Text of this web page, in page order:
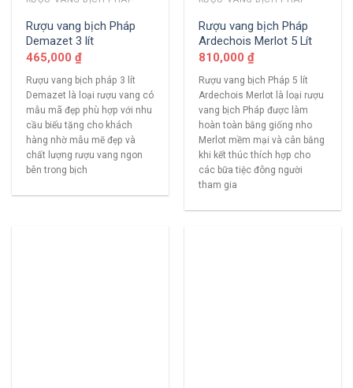
Rượu vang bịch Pháp
Demazet 3 lít
465,000 ₫
Rượu vang bịch pháp 3 lít
Demazet là loại rượu vang có
mẫu mã đẹp phù hợp với nhu
cầu biếu tặng cho khách
hàng nhờ mẫu mẽ đẹp và
chất lượng rượu vang ngon
bên trong bịch
Rượu vang bịch Pháp
Ardechois Merlot 5 Lít
810,000 ₫
Rượu vang bịch Pháp 5 lít
Ardechois Merlot là loại rượu
vang bịch Pháp được làm
hoàn toàn bằng giống nho
Merlot mềm mại và cân bằng
khi kết thúc thích hợp cho
các bữa tiệc đông người
tham gia